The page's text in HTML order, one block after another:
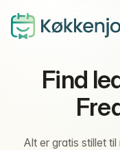
Find
Alt er gratis stillet